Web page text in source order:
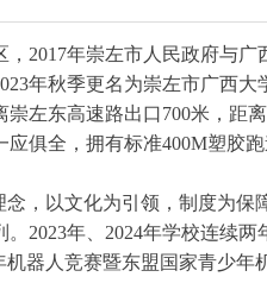
2017年崇左市人民政府与
年秋季更名为崇左市广西
左东高速路出口700米，距
俱全，拥有标准400M塑胶
，以文化为引领，制度为
2023年、2024年学校连续
器人竞赛暨东盟国家青少